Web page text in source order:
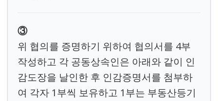
③
위 협의를 증명하기 위하여 협의서를 4부
작성하고 각 공동상속인은 아래와 같이 인
감도장을 날인한 후 인감증명서를 첨부하
여 각자 1부씩 보유하고 1부는 부동산등기